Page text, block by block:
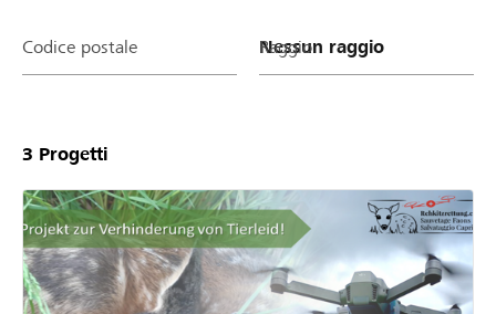
Codice postale Raggio
3 Progetti